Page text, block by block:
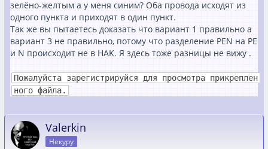
зелёно-желтым а у меня синим? Оба провода исходят из
одного пункта и приходят в один пункт.
Так же вы пытаетесь доказать что вариант 1 правильно а
вариант 3 не правильно, потому что разделение PEN на PE
и N происходит не в HAK. Я здесь тоже разницы не вижу .
Пожалуйста зарегистрируйся для просмотра прикреплен
ного файла.
Valerkin
Некуру